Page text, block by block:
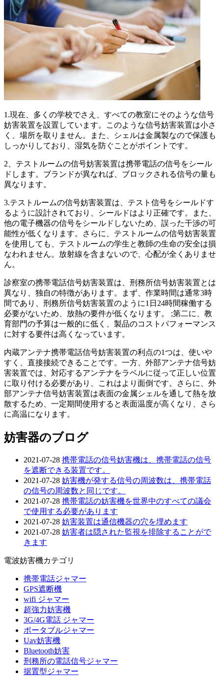
1.現在、多くの学校でさえ、すべての教室にそのような信号
妨害装置を設置しています。このような信号妨害装置は小さ
く、場所を取りません。また、シェルは金属製なので保護も
しっかりしており、湿気を防ぐことがポイントです。
2、テストルームの信号妨害装置は携帯電話の信号をシール
ドします。ブランドが異なれば、ブロックされる信号の量も
異なります。
3.テストルームの信号妨害装置は、テスト信号をシールドす
るように設計されており、シールドはより正確です。また、
他の電子機器の信号をシールドしないため、誤った干渉の可
能性が低くなります。さらに、テストルームの信号妨害装置
を使用しても、テストルームの学生と教師の生命の安全は損
なわれません。放射線を含まないので、心配が全くありませ
ん。
診察室の携帯電話信号妨害装置は、刑務所信号妨害装置とは
異なり、独自の特徴があります。まず、作業時間は通常3時
間であり、刑務所信号妨害装置のように1日24時間稼働する
必要がないため、放熱の要件が低くなります。 ;第二に、教
育部門の予算は一般的に低く、製品のコストパフォーマンス
に対する要件は高くなっています。
内蔵アンテナ携帯電話信号妨害装置の利点の1つは、使いや
すく、直接接続できることです。一方、外部アンテナ信号妨
害装置では、対応するアンテナをラベルに従って正しい位置
に取り付ける必要があり、これはより面倒です。さらに、外
部アンテナ信号妨害装置は表面の金属シェルを通して熱を放
散するため、一定期間使用すると表面温度が高くなり、さら
に高温になります。
妨害器のブログ
2021-07-28 携帯電話の信号妨害機は、携帯電話の信号
を遮断できる装置です。
2021-07-28 妨害機が発する信号の周波数は、携帯電話
の信号の周波数と同じです。
2021-07-28 携帯電話の妨害機を世界中のすべての議会
で使用する必要があります
2021-07-28 妨害装置は通信機器の穴を埋めます
2021-07-28 妨害者は隠された監視を排除することがで
きます
電波妨害機カテゴリ
携帯電話ジャマー
GPS遮断機
wifi ジャマー
超強力妨害機
3G/4G電話 ジャマー
ポータブルジャマー
Uav妨害機
Bluetooth妨害
刑務所の電話信号ジャマー
据置型ジャマー